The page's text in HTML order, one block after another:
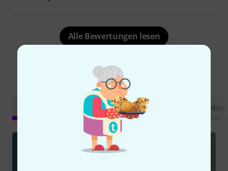
Alle Bewertungen lesen
Schon gewusst?
Ratgeber Testberichte